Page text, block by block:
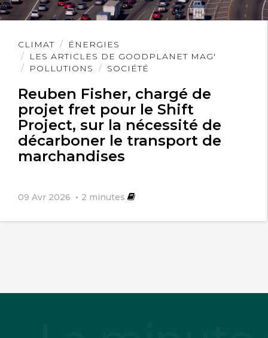
CLIMAT
ÉNERGIES
LES ARTICLES DE GOODPLANET MAG'
POLLUTIONS
SOCIÉTÉ
Reuben Fisher, chargé de
projet fret pour le Shift
Project, sur la nécessité de
décarboner le transport de
marchandises
09 Avr 2026 2 minutes
Lire
l'article